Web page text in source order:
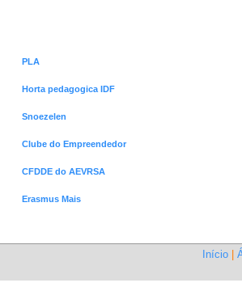
PLA
Horta pedagogica IDF
Snoezelen
Clube do Empreendedor
CFDDE do AEVRSA
Erasmus Mais
Início |